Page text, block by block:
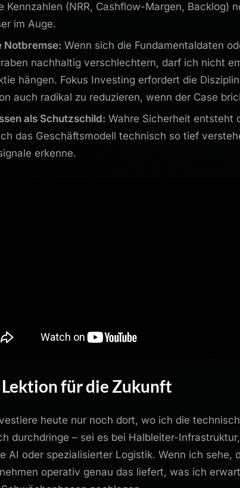
Kennzahlen (NRR, Cashflow-Margen, Backlog)
im Auge.
Notbremse: Wenn sich die Fundamentaldaten
nachhaltig verschlechtern, darf ich nicht
hängen. Fokus Investing erfordert die
auch radikal zu reduzieren, wenn der Case
als Schutzschild: Wahre Sicherheit entsteht
das Geschäftsmodell technisch so tief
erkenne.
für die Zukunft
heute nur noch dort, wo ich die
durchdringe – sei es bei Halbleiter-
AI oder spezialisierter Logistik. Wenn ich sehe,
operativ genau das liefert, was ich